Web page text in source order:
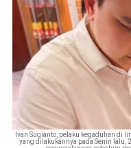
Ivan Sugianto, pelaku kegaduhan di
yang dilakukannya pada Senin lalu,